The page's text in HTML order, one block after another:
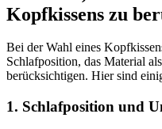
Kopfkissens zu
Bei der Wahl eines
Schlafposition, das Material
berücksichtigen. Hier sind
1. Schlafposition und